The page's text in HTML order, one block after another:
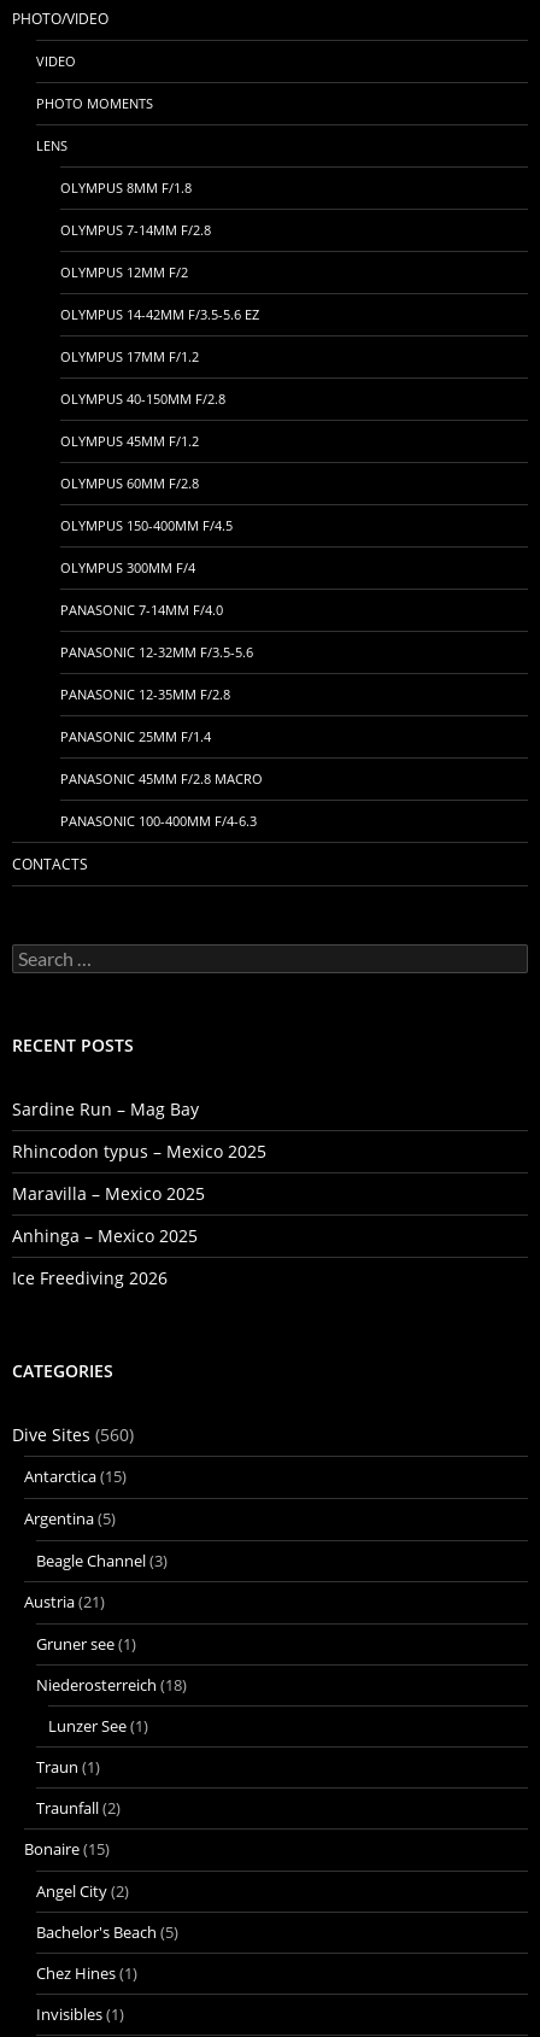
PHOTO/VIDEO
VIDEO
PHOTO MOMENTS
LENS
OLYMPUS 8MM F/1.8
OLYMPUS 7-14MM F/2.8
OLYMPUS 12MM F/2
OLYMPUS 14-42MM F/3.5-5.6 EZ
OLYMPUS 17MM F/1.2
OLYMPUS 40-150MM F/2.8
OLYMPUS 45MM F/1.2
OLYMPUS 60MM F/2.8
OLYMPUS 150-400MM F/4.5
OLYMPUS 300MM F/4
PANASONIC 7-14MM F/4.0
PANASONIC 12-32MM F/3.5-5.6
PANASONIC 12-35MM F/2.8
PANASONIC 25MM F/1.4
PANASONIC 45MM F/2.8 MACRO
PANASONIC 100-400MM F/4-6.3
CONTACTS
Search
for:
RECENT POSTS
Sardine Run – Mag Bay
Rhincodon typus – Mexico 2025
Maravilla – Mexico 2025
Anhinga – Mexico 2025
Ice Freediving 2026
CATEGORIES
Dive Sites (560)
Antarctica(15)
Argentina(5)
Beagle Channel(3)
Austria(21)
Gruner see(1)
Niederosterreich (18)
Lunzer See(1)
Traun (1)
Traunfall(2)
Bonaire(15)
Angel City(2)
Bachelor's Beach (5)
Chez Hines(1)
Invisibles(1)